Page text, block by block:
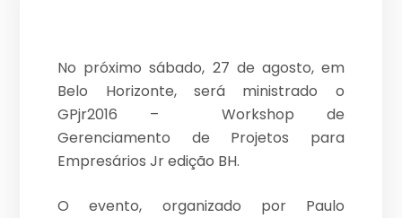
No próximo sábado, 27 de agosto, em
Belo Horizonte, será ministrado o
GPjr2016 – Workshop de
Gerenciamento de Projetos para
Empresários Jr edição BH.
O evento, organizado por Paulo